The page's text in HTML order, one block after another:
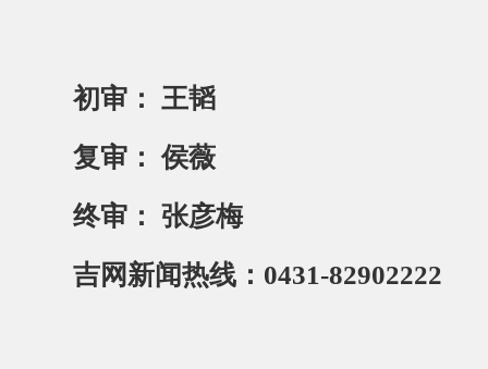
初审： 王韬
复审： 侯薇
终审： 张彦梅
吉网新闻热线：0431-82902222